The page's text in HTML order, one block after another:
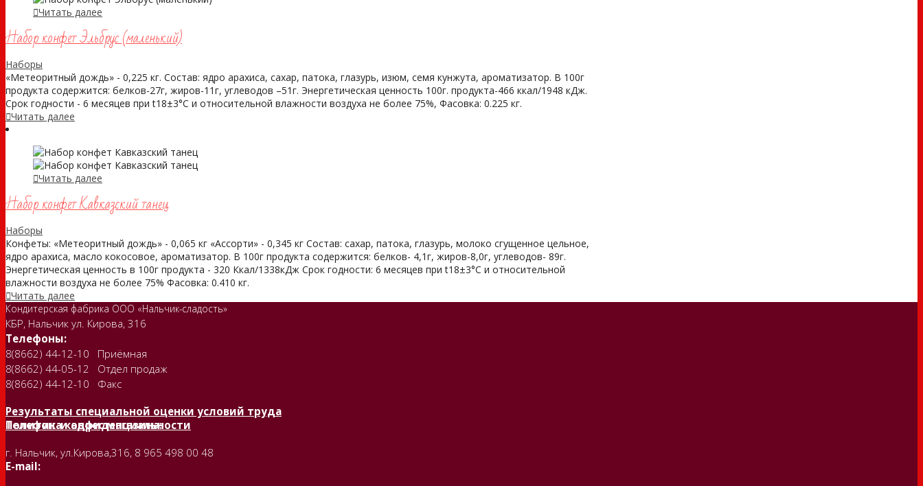
Читать далее
Набор конфет Эльбрус (маленький)
Наборы
«Метеоритный дождь» - 0,225 кг. Состав: ядро арахиса, сахар, патока, глазурь, изюм, семя кунжута, ароматизатор. В 100г
продукта содержится: белков-27г, жиров-11г, углеводов –51г. Энергетическая ценность 100г. продукта-466 ккал/1948 кДж.
Срок годности - 6 месяцев при t18±3°С и относительной влажности воздуха не более 75%, Фасовка: 0.225 кг.
Читать далее
Читать далее
Набор конфет Кавказский танец
Наборы
Конфеты: «Метеоритный дождь» - 0,065 кг «Ассорти» - 0,345 кг Состав: сахар, патока, глазурь, молоко сгущенное цельное,
ядро арахиса, масло кокосовое, ароматизатор. В 100г продукта содержится: белков- 4,1г, жиров-8,0г, углеводов- 89г.
Энергетическая ценность в 100г продукта - 320 Ккал/1338кДж Срок годности: 6 месяцев при t18±3°С и относительной
влажности воздуха не более 75% Фасовка: 0.410 кг.
Читать далее
Кондитерская фабрика ООО «Нальчик-сладость»
КБР, Нальчик ул. Кирова, 316
Телефоны:
8(8662) 44-12-10 Приёмная
8(8662) 44-05-12 Отдел продаж
8(8662) 44-12-10 Факс
Результаты специальной оценки условий труда
Политика конфиденциальности
Телефон и адрес магазина:
г. Нальчик, ул.Кирова,316, 8 965 498 00 48
E-mail: